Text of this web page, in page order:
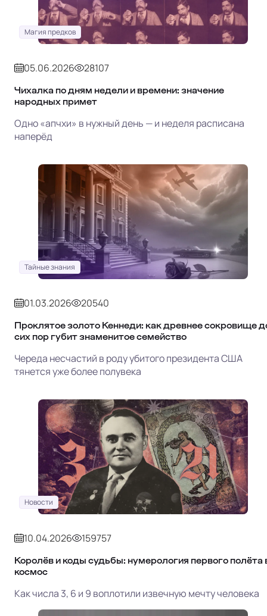
Магия предков
05.06.2026 28107
Чихалка по дням недели и времени: значение
народных примет
Одно «апчхи» в нужный день — и неделя расписана
наперёд
Тайные знания
01.03.2026 20540
Проклятое золото Кеннеди: как древнее сокровище
сих пор губит знаменитое семейство
Череда несчастий в роду убитого президента США
тянется уже более полувека
Новости
10.04.2026 159757
Королёв и коды судьбы: нумерология первого полёта
космос
Как числа 3, 6 и 9 воплотили извечную мечту человека